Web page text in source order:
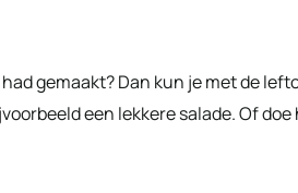
gemaakt? Dan kun je met de
een lekkere salade. Of doe